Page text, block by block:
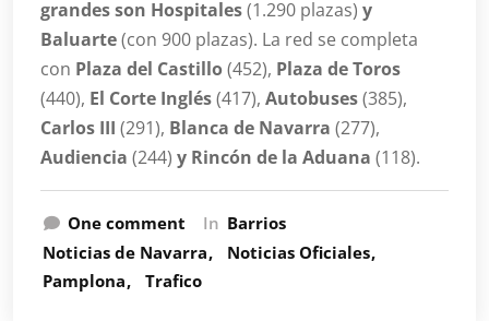
grandes son Hospitales(1.290 plazas) y
Baluarte(con 900 plazas). La red se completa
con Plaza del Castillo(452), Plaza de Toros
(440), El Corte Inglés(417), Autobuses(385),
Carlos III (291), Blanca de Navarra (277),
Audiencia (244) y Rincón de la Aduana (118).
One comment In Barrios
Noticias de Navarra
Noticias Oficiales
Pamplona
Trafico